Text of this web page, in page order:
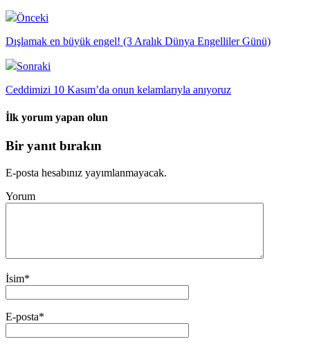
Önceki
Dışlamak en büyük engel! (3 Aralık Dünya Engelliler Günü)
Sonraki
Ceddimizi 10 Kasım’da onun kelamlarıyla anıyoruz
İlk yorum yapan olun
Bir yanıt bırakın
E-posta hesabınız yayımlanmayacak.
Yorum
İsim*
E-posta*